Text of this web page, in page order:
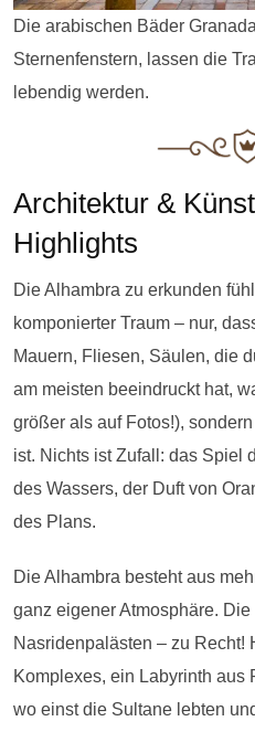
Die arabischen Bäder
Sternenfenstern, lassen die
lebendig werden.
Architektur &
Highlights
Die Alhambra zu erkunden
komponierter Traum – nur,
Mauern, Fliesen, Säulen, die
am meisten beeindruckt hat,
größer als auf Fotos!),
ist. Nichts ist Zufall: das Spiel
des Wassers, der Duft von
des Plans.
Die Alhambra besteht aus
ganz eigener Atmosphäre.
Nasridenpalästen – zu Recht!
Komplexes, ein Labyrinth aus
wo einst die Sultane lebten